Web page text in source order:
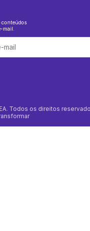
conteúdos
mail.
Todos os direitos